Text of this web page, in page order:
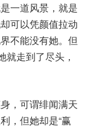
一道风景，就是
可以凭颜值拉动
不能没有她。但
就走到了尽头，
，可谓绯闻满天
，但她却是“赢